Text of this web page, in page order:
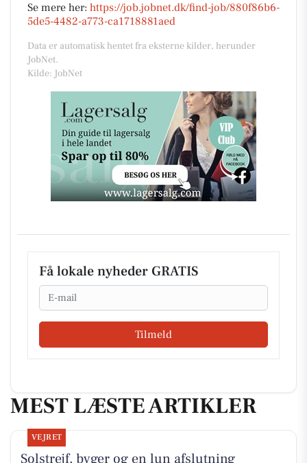
Se mere her: https://job.jobnet.dk/find-job/880f86b6-
5de5-4482-a773-ca1718881aed
Data er automatisk hentet fra eksterne kilder, herunder
JobNet.
Kilde: JobNet
Få lokale nyheder GRATIS
Email
Tilmeld
MEST LÆSTE ARTIKLER
VEJRET
Solstrejf, byger og en lun afslutning